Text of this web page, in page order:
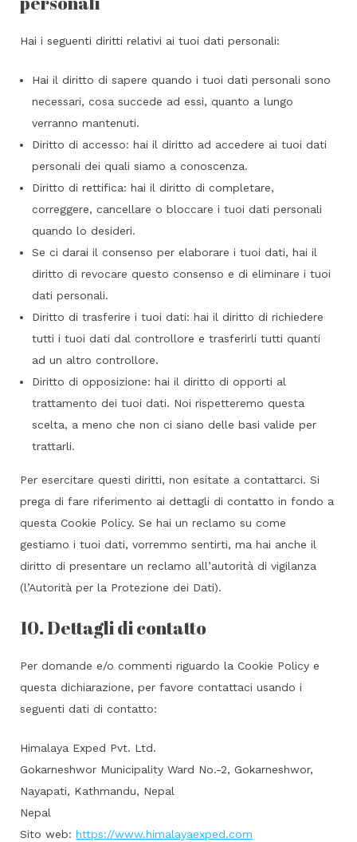
Hai i seguenti diritti relativi ai tuoi dati personali:
Hai il diritto di sapere quando i tuoi dati personali sono
necessari, cosa succede ad essi, quanto a lungo
verranno mantenuti.
Diritto di accesso: hai il diritto ad accedere ai tuoi dati
personali dei quali siamo a conoscenza.
Diritto di rettifica: hai il diritto di completare,
correggere, cancellare o bloccare i tuoi dati personali
quando lo desideri.
Se ci darai il consenso per elaborare i tuoi dati, hai il
diritto di revocare questo consenso e di eliminare i tuoi
dati personali.
Diritto di trasferire i tuoi dati: hai il diritto di richiedere
tutti i tuoi dati dal controllore e trasferirli tutti quanti
ad un altro controllore.
Diritto di opposizione: hai il diritto di opporti al
trattamento dei tuoi dati. Noi rispetteremo questa
scelta, a meno che non ci siano delle basi valide per
trattarli.
Per esercitare questi diritti, non esitate a contattarci. Si
prega di fare riferimento ai dettagli di contatto in fondo a
questa Cookie Policy. Se hai un reclamo su come
gestiamo i tuoi dati, vorremmo sentirti, ma hai anche il
diritto di presentare un reclamo all’autorità di vigilanza
(l’Autorità per la Protezione dei Dati).
10. Dettagli di contatto
Per domande e/o commenti riguardo la Cookie Policy e
questa dichiarazione, per favore contattaci usando i
seguenti dati di contatto:
Himalaya Exped Pvt. Ltd.
Gokarneshwor Municipality Ward No.-2, Gokarneshwor,
Nayapati, Kathmandu, Nepal
Nepal
Sito web:https://www.himalayaexped.com